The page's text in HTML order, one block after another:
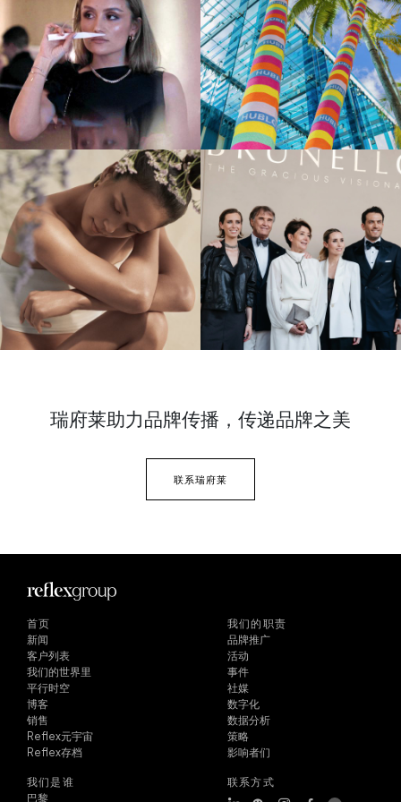
瑞府莱助力品牌传播， 传递品牌之美
联系瑞府莱
首页
新闻
客户列表
我们的世界里
平行时空
博客
销售
Reflex元宇宙
Reflex存档
我们的职责
品牌推广
活动
事件
社媒
数字化
数据分析
策略
影响者们
我们是谁
巴黎
联系方式